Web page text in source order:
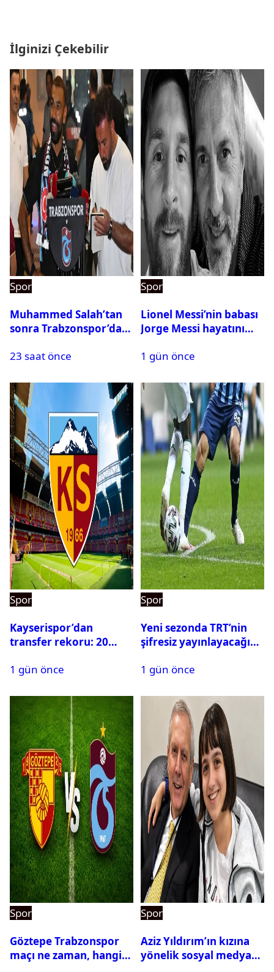
İlginizi Çekebilir
Spor
Muhammed Salah’tan
sonra Trabzonspor’dan
23 saat önce
Spor
Lionel Messi’nin babası
Jorge Messi hayatını
1 gün önce
Spor
Kayserispor’dan
transfer rekoru: 20
1 gün önce
Spor
Yeni sezonda TRT’nin
şifresiz yayınlayacağı
1 gün önce
Spor
Göztepe Trabzonspor
maçı ne zaman, hangi
Spor
Aziz Yıldırım’ın kızına
yönelik sosyal medya